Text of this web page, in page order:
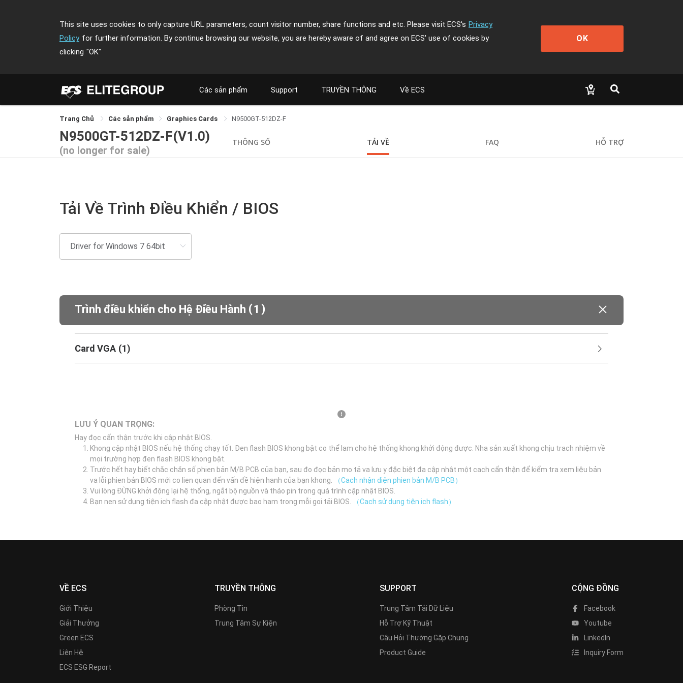
This site uses cookies to only capture URL parameters, count visitor number, share functions and etc. Please visit ECS's Privacy
Policy for further information. By continue browsing our website, you are hereby aware of and agree on ECS' use of cookies by
clicking "OK"
OK
Các sản phẩm Support TRUYỀN THÔNG Về ECS
Trang Chủ Các sản phẩm Graphics Cards N9500GT-512DZ-F
N9500GT-512DZ-F(V1.0)
(no longer for sale)
THÔNG SỐ TẢI VỀ FAQ HỖ TRỢ
Tải Về Trình Điều Khiển / BIOS
Trình điều khiển cho Hệ Điều Hành (1 )
Card VGA (1)
LƯU Ý QUAN TRỌNG:
Hay đọc cẩn thận trước khi cập nhật BIOS.
Khong cập nhật BIOS nếu hệ thống chạy tốt. Đen flash BIOS khong bật co thể lam cho hệ thống khong khởi động được. Nha sản xuất khong chịu trach nhiệm về
mọi trường hợp đen flash BIOS khong bật.
Trước hết hay biết chắc chắn số phien bản M/B PCB của bạn, sau đo đọc bản mo tả va lưu y đặc biệt đa cập nhật một cach cẩn thận để kiểm tra xem liệu bản
va lỗi phien bản BIOS mới co lien quan đến vấn đề hiện hanh của bạn khong.
（Cach nhận diện phien bản M/B PCB）
Vui lòng ĐỪNG khởi động lại hệ thống, ngắt bộ nguồn và tháo pin trong quá trình cập nhật BIOS.
Bạn nen sử dụng tiện ich flash đa cập nhật được bao ham trong mỗi goi tải BIOS.
（Cach sử dụng tiện ich flash）
VỀ ECS
Giới Thiệu
Giải Thưởng
Green ECS
Liên Hệ
ECS ESG Report
TRUYỀN THÔNG
Phòng Tin
Trung Tâm Sự Kiện
SUPPORT
Trung Tâm Tải Dữ Liệu
Hỗ Trợ Kỹ Thuật
Câu Hỏi Thường Gặp Chung
Product Guide
CỘNG ĐỒNG
Facebook
Youtube
LinkedIn
Inquiry Form